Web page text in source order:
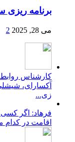
برنامه ریزی
می 28, 2025 2
کارشناس روابط
آکسارای،
زی...
فرهاد: اگر کسی
اقامت در